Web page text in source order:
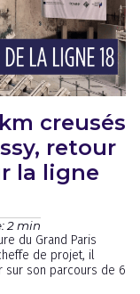
creusés
retour
la ligne
2 min
du Grand Paris
de projet, il
sur son parcours de 6